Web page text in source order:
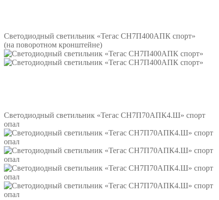
Светодиодный светильник «Тегас СН7П400АПК спорт»
(на поворотном кронштейне)
Светодиодный светильник «Тегас СН7П70АПК4.Ш» спорт
опал